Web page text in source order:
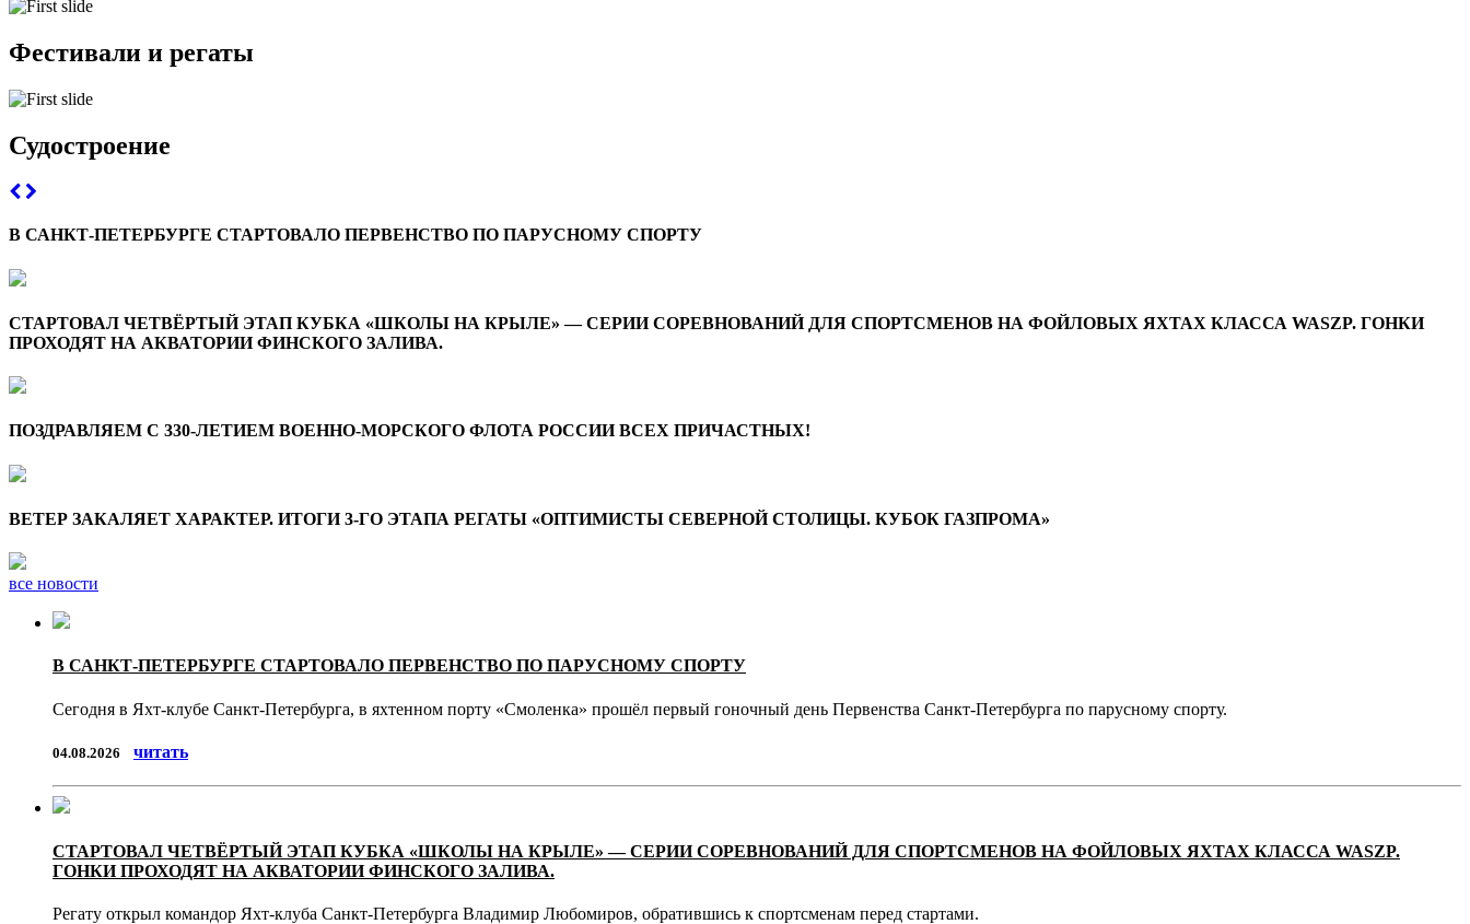
Фестивали и регаты
Судостроение
В САНКТ-ПЕТЕРБУРГЕ СТАРТОВАЛО ПЕРВЕНСТВО ПО ПАРУСНОМУ СПОРТУ
СТАРТОВАЛ ЧЕТВЁРТЫЙ ЭТАП КУБКА «ШКОЛЫ НА КРЫЛЕ» — СЕРИИ СОРЕВНОВАНИЙ ДЛЯ СПОРТСМЕНОВ НА ФОЙЛОВЫХ ЯХТАХ КЛАССА WASZP. ГОНКИ
ПРОХОДЯТ НА АКВАТОРИИ ФИНСКОГО ЗАЛИВА.
ПОЗДРАВЛЯЕМ С 330-ЛЕТИЕМ ВОЕННО-МОРСКОГО ФЛОТА РОССИИ ВСЕХ ПРИЧАСТНЫХ!
ВЕТЕР ЗАКАЛЯЕТ ХАРАКТЕР. ИТОГИ 3-ГО ЭТАПА РЕГАТЫ «ОПТИМИСТЫ СЕВЕРНОЙ СТОЛИЦЫ. КУБОК ГАЗПРОМА»
все новости
В САНКТ-ПЕТЕРБУРГЕ СТАРТОВАЛО ПЕРВЕНСТВО ПО ПАРУСНОМУ СПОРТУ
Сегодня в Яхт-клубе Санкт-Петербурга, в яхтенном порту «Смоленка» прошёл первый гоночный день Первенства Санкт-Петербурга по парусному спорту.
04.08.2026 читать
СТАРТОВАЛ ЧЕТВЁРТЫЙ ЭТАП КУБКА «ШКОЛЫ НА КРЫЛЕ» — СЕРИИ СОРЕВНОВАНИЙ ДЛЯ СПОРТСМЕНОВ НА ФОЙЛОВЫХ ЯХТАХ КЛАССА WASZP.
ГОНКИ ПРОХОДЯТ НА АКВАТОРИИ ФИНСКОГО ЗАЛИВА.
Регату открыл командор Яхт-клуба Санкт-Петербурга Владимир Любомиров, обратившись к спортсменам перед стартами.